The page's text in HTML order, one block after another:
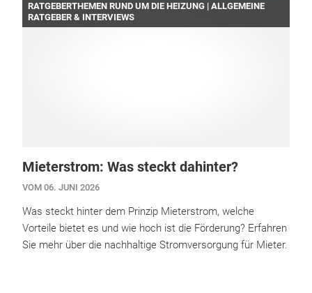
RATGEBERTHEMEN RUND UM DIE HEIZUNG | ALLGEMEINE
RATGEBER & INTERVIEWS
Mieterstrom: Was steckt dahinter?
VOM 06. JUNI 2026
Was steckt hinter dem Prinzip Mieterstrom, welche
Vorteile bietet es und wie hoch ist die Förderung? Erfahren
Sie mehr über die nachhaltige Stromversorgung für Mieter.